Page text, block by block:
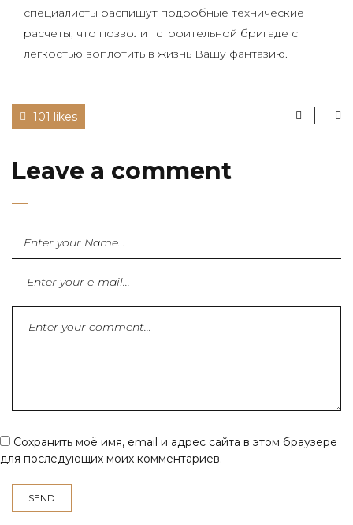
специалисты распишут подробные технические
расчеты, что позволит строительной бригаде с
легкостью воплотить в жизнь Вашу фантазию.
101 likes
Leave a comment
Сохранить моё имя, email и адрес сайта в этом браузере
для последующих моих комментариев.